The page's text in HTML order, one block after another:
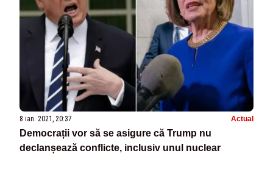
8 ian. 2021, 20:37 Actual
Democrații vor să se asigure că Trump nu
declanșează conflicte, inclusiv unul nuclear